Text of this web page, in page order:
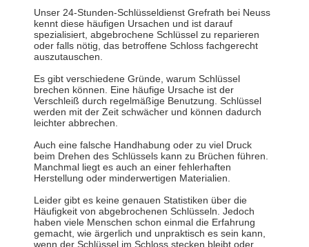
Unser 24-Stunden-Schlüsseldienst Grefrath bei Neuss
kennt diese häufigen Ursachen und ist darauf
spezialisiert, abgebrochene Schlüssel zu reparieren
oder falls nötig, das betroffene Schloss fachgerecht
auszutauschen.
Es gibt verschiedene Gründe, warum Schlüssel
brechen können. Eine häufige Ursache ist der
Verschleiß durch regelmäßige Benutzung. Schlüssel
werden mit der Zeit schwächer und können dadurch
leichter abbrechen.
Auch eine falsche Handhabung oder zu viel Druck
beim Drehen des Schlüssels kann zu Brüchen führen.
Manchmal liegt es auch an einer fehlerhaften
Herstellung oder minderwertigen Materialien.
Leider gibt es keine genauen Statistiken über die
Häufigkeit von abgebrochenen Schlüsseln. Jedoch
haben viele Menschen schon einmal die Erfahrung
gemacht, wie ärgerlich und unpraktisch es sein kann,
wenn der Schlüssel im Schloss stecken bleibt oder